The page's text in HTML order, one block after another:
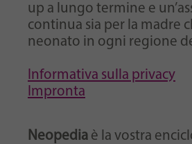
up a lungo termine e
continua sia per la madre
neonato in ogni regione
Informativa sulla privacy
Impronta
Neopedia è la vostra